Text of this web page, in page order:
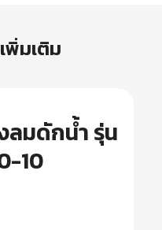
พิ่มเติม
ลมดักน้ำ รุ่น
10